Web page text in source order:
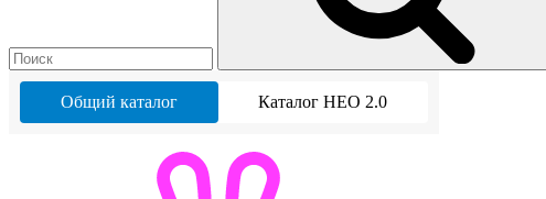
Общий каталог Каталог НЕО 2.0